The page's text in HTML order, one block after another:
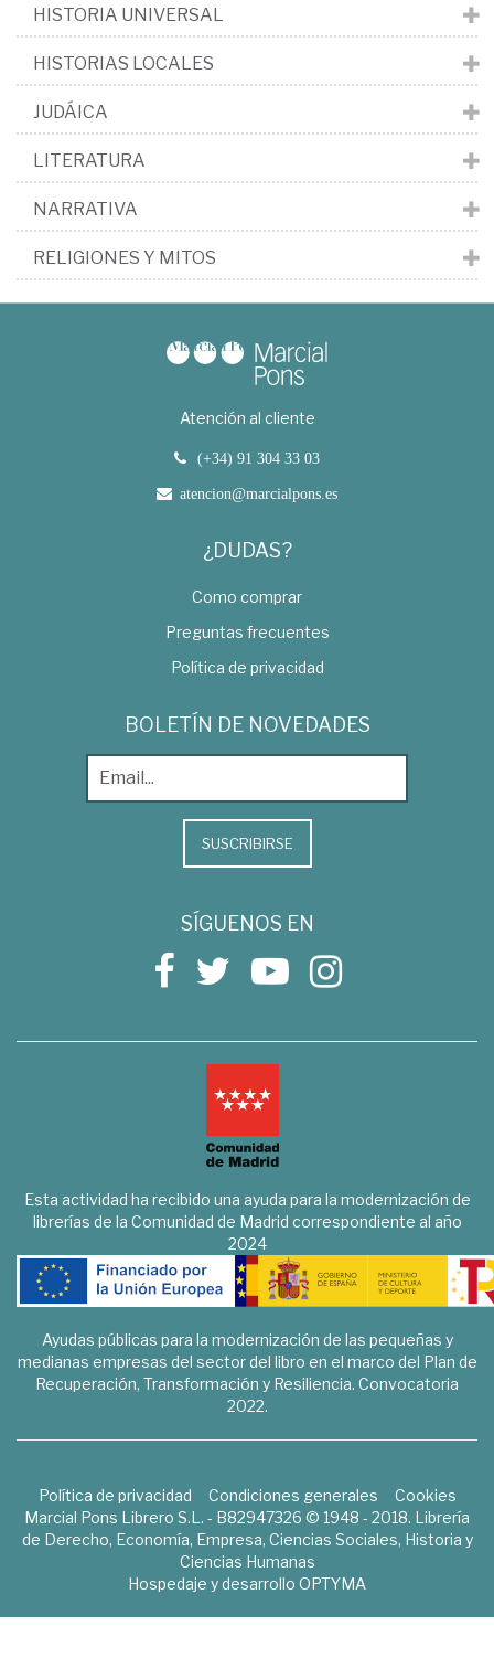
HISTORIA UNIVERSAL
HISTORIAS LOCALES
JUDÁICA
LITERATURA
NARRATIVA
RELIGIONES Y MITOS
Atención al cliente
(+34) 91 304 33 03
atencion@marcialpons.es
¿DUDAS?
Como comprar
Preguntas frecuentes
Política de privacidad
BOLETÍN DE NOVEDADES
SUSCRIBIRSE
SÍGUENOS EN
Esta actividad ha recibido una ayuda para la modernización de
librerías de la Comunidad de Madrid correspondiente al año
2024
Ayudas públicas para la modernización de las pequeñas y
medianas empresas del sector del libro en el marco del Plan de
Recuperación, Transformación y Resiliencia. Convocatoria
2022.
Política de privacidad Condiciones generales
Cookies
Marcial Pons Librero S.L. - B82947326 © 1948 - 2018. Librería
de Derecho, Economía, Empresa, Ciencias Sociales, Historia y
Ciencias Humanas
Hospedaje y desarrollo OPTYMA